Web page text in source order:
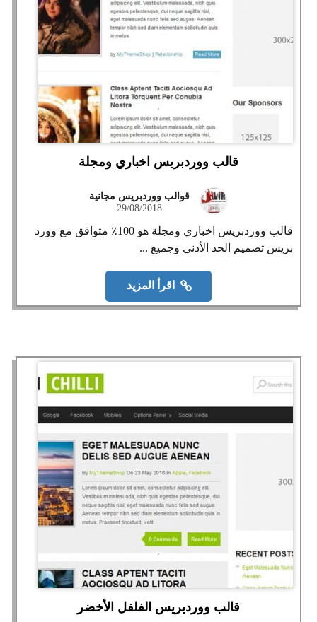
قالب ووردبريس اخباري ومجلة
قوالب ووردبريس مجانية
29/08/2018
قالب ووردبريس اخباري ومجلة هو 100٪ متوافق مع وورد
بريس تصميم الحد الأدنى وجميع ...
اقرأ المزيد
قالب ووردبريس الفلفل الأخضر